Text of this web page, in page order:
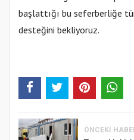
başlattığı bu seferberliğe
desteğini bekliyoruz.
ÖNCEKI